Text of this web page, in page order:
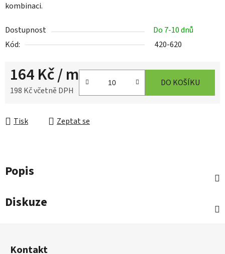
kombinaci.
Dostupnost
Do 7-10 dnů
Kód:
420-620
164 Kč/ m
198 Kč včetně DPH
DO KOŠÍKU
Tisk Zeptat se
Popis
Diskuze
Kontakt